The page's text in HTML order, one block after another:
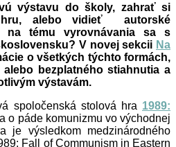
výstavu do školy, zahrať si
hru, alebo vidieť autorské
na tému vyrovnávania sa s
V novej sekcii Na
o všetkých týchto formách,
alebo bezplatného stiahnutia a
výstavám.
spoločenská stolová hra 1989:
o páde komunizmu vo východnej
je výsledkom medzinárodného
Fall of Communism in Eastern